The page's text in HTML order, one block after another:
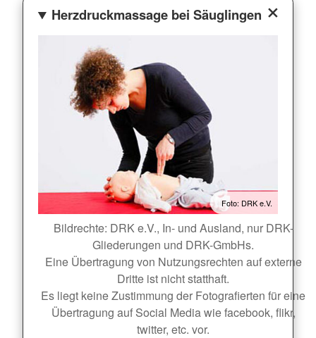
Herzdruckmassage bei Säuglingen
Foto: DRK e.V.
Bildrechte: DRK e.V., In- und Ausland, nur DRK-
Gliederungen und DRK-GmbHs.
Eine Übertragung von Nutzungsrechten auf externe
Dritte ist nicht statthaft.
Es liegt keine Zustimmung der Fotografierten für eine
Übertragung auf Social Media wie facebook, flikr,
twitter, etc. vor.